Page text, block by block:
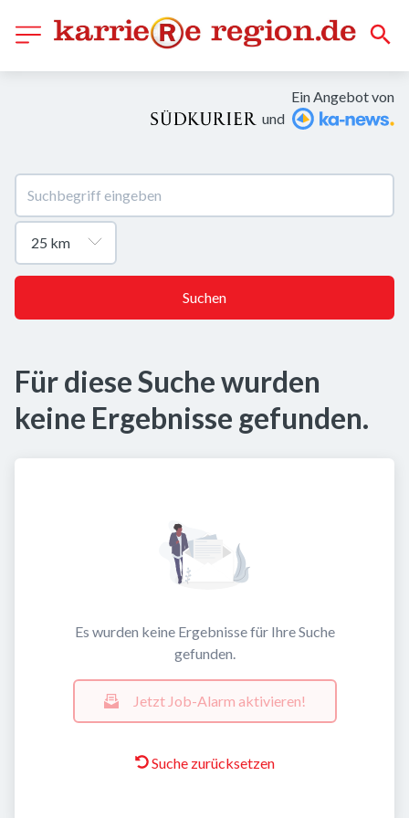
Ein Angebot von
und
Suchen
Für diese Suche wurden
keine Ergebnisse gefunden.
Es wurden keine Ergebnisse für Ihre Suche
gefunden.
Jetzt Job-Alarm aktivieren!
Suche zurücksetzen